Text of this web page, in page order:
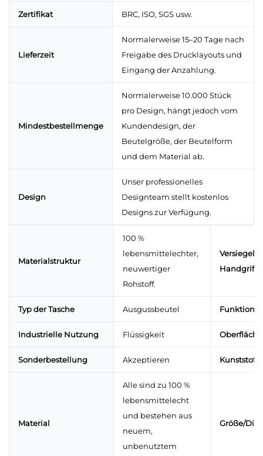
Zertifikat BRC, ISO, SGS usw.
Lieferzeit
Normalerweise 15–20 Tage nach
Freigabe des Drucklayouts und
Eingang der Anzahlung.
Mindestbestellmenge
Normalerweise 10.000 Stück
pro Design, hängt jedoch vom
Kundendesign, der
Beutelgröße, der Beutelform
und dem Material ab.
Design
Unser professionelles
Designteam stellt kostenlos
Designs zur Verfügung.
Materialstruktur
100 %
lebensmittelechter,
neuwertiger
Rohstoff.
Handgriffe
Typ der Tasche Ausgussbeutel Funktion
Industrielle Nutzung Flüssigkeit
Sonderbestellung Akzeptieren
Material
Alle sind zu 100 %
lebensmittelecht
und bestehen aus
neuem,
unbenutztem
Größe/